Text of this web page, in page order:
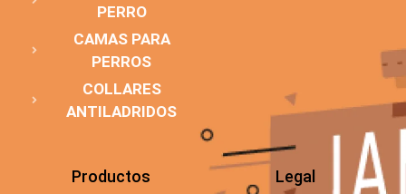
PERRO
CAMAS PARA
PERROS
COLLARES
ANTILADRIDOS
Productos Legal